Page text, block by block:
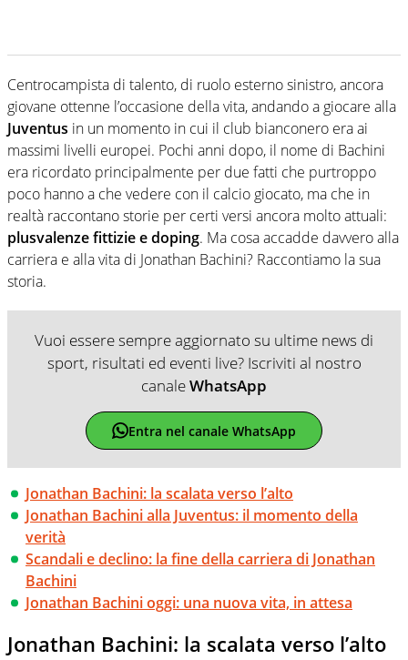
Centrocampista di talento, di ruolo esterno sinistro, ancora
giovane ottenne l’occasione della vita, andando a giocare alla
Juventus in un momento in cui il club bianconero era ai
massimi livelli europei. Pochi anni dopo, il nome di Bachini
era ricordato principalmente per due fatti che purtroppo
poco hanno a che vedere con il calcio giocato, ma che in
realtà raccontano storie per certi versi ancora molto attuali:
plusvalenze fittizie e doping. Ma cosa accadde davvero alla
carriera e alla vita di Jonathan Bachini? Raccontiamo la sua
storia.
Vuoi essere sempre aggiornato su ultime news di
sport, risultati ed eventi live? Iscriviti al nostro
canaleWhatsApp
Entra nel canale WhatsApp
Jonathan Bachini: la scalata verso l’alto
Jonathan Bachini alla Juventus: il momento della
verità
Scandali e declino: la fine della carriera di Jonathan
Bachini
Jonathan Bachini oggi: una nuova vita, in attesa
Jonathan Bachini: la scalata verso l’alto